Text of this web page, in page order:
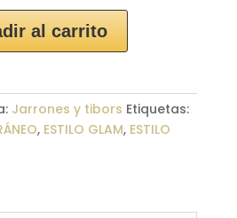
al carrito
Jarrones y tibors Etiquetas:
, ESTILO GLAM, ESTILO